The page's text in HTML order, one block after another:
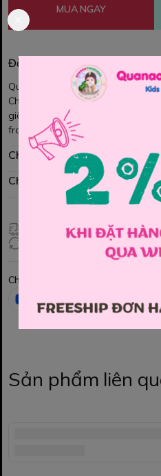
MUA NGAY
Đặc điểm nổi bật
Quần Short OldNavy bé trai.
Chất vải kaki mềm mát, form quần
giãn, có dây rút theo vòng bụng
from dễ mặc, dễ phối với nhiều áo
Chính sách mua hàng
Chính sách đổi hàng
Giao hàng toàn quốc
Đổi hàng 3 ngày (HCM), 7 ngày
Chia sẻ
Sản phẩm liên